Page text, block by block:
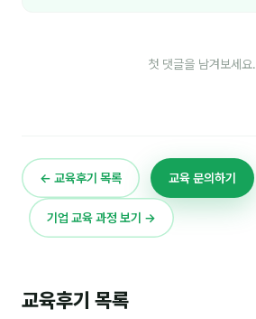
첫 댓글을 남겨보세요.
← 교육후기 목록 교육 문의하기
기업 교육 과정 보기 →
교육후기 목록